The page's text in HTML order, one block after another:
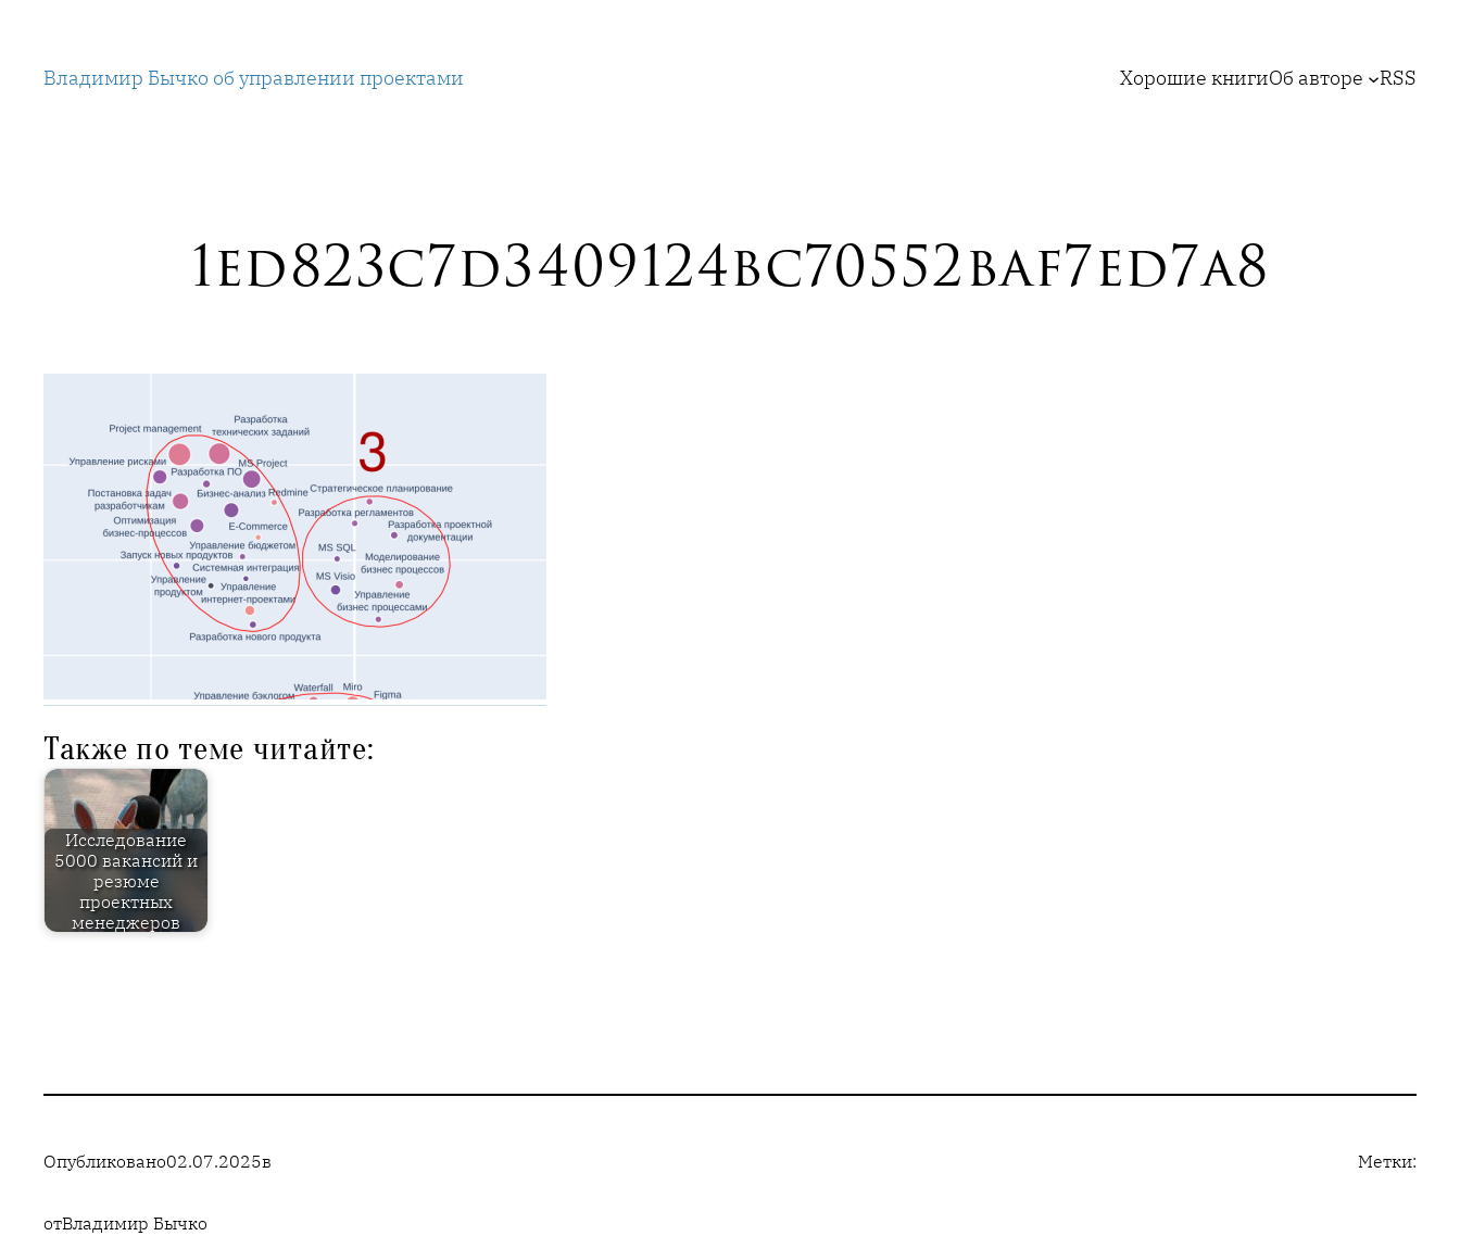
содержимому
Владимир Бычко об управлении проектами Хорошие книгиОб авторе RSS
1ed823c7d3409124bc70552baf7ed7a8
Также по теме читайте:
Исследование
5000 вакансий и
резюме
проектных
менеджеров
Опубликовано02.07.2025в
отВладимир Бычко
Метки: